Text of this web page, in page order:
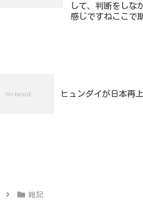
して、判断をしな
感じですねここで
ヒュンダイが日本再
雑記